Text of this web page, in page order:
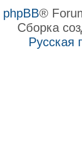
phpBB®
Сборка
Русская